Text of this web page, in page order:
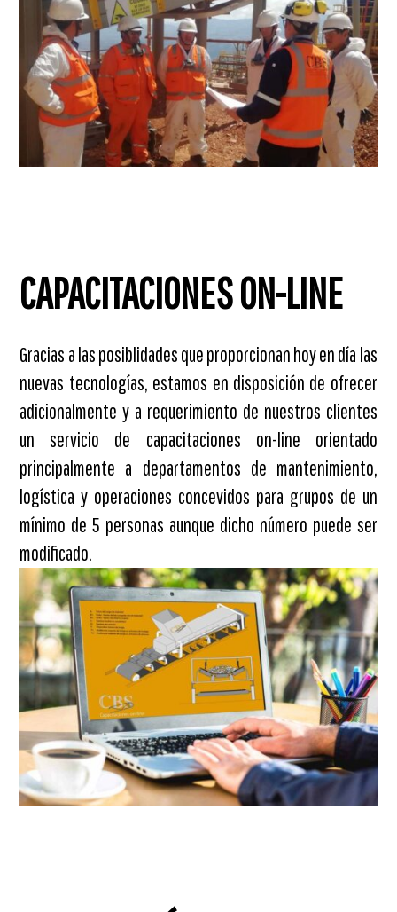
CAPACITACIONES ON-LINE
Gracias a las posiblidades que proporcionan hoy en día las
nuevas tecnologías, estamos en disposición de ofrecer
adicionalmente y a requerimiento de nuestros clientes
un servicio de capacitaciones on-line orientado
principalmente a departamentos de mantenimiento,
logística y operaciones concevidos para grupos de un
mínimo de 5 personas aunque dicho número puede ser
modificado.